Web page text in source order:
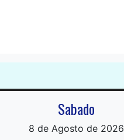
Sabado
8 de Agosto de 2026